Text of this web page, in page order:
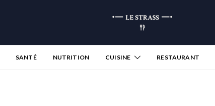
SANTÉ NUTRITION CUISINE RESTAURANT